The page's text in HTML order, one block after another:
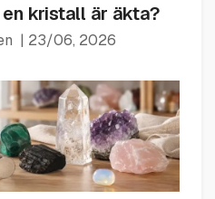
kristall är äkta?
| 23/06, 2026